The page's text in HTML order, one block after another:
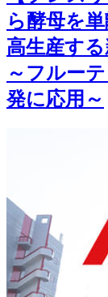
ら酵母を
高生産す
～フルー
発に応用～